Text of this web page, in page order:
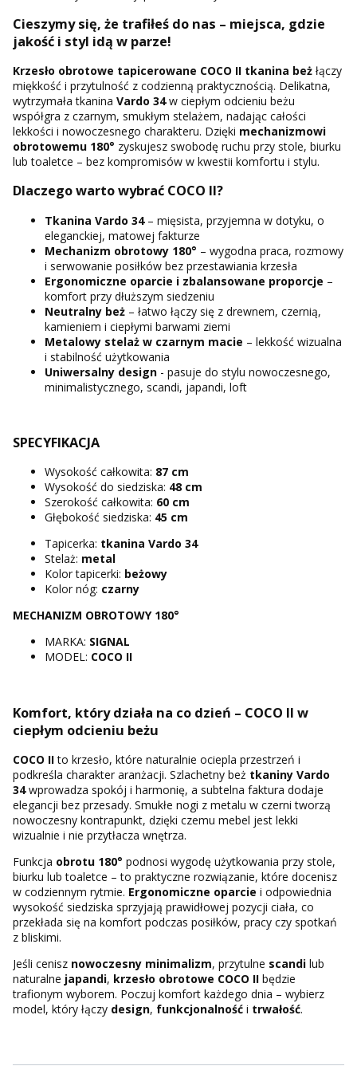
Cieszymy się, że trafiłeś do nas – miejsca, gdzie
jakość i styl idą w parze!
Krzesło obrotowe tapicerowane COCO II tkanina beż łączy
miękkość i przytulność z codzienną praktycznością. Delikatna,
wytrzymała tkanina Vardo 34w ciepłym odcieniu beżu
współgra z czarnym, smukłym stelażem, nadając całości
lekkości i nowoczesnego charakteru. Dzięki mechanizmowi
obrotowemu 180° zyskujesz swobodę ruchu przy stole, biurku
lub toaletce – bez kompromisów w kwestii komfortu i stylu.
Dlaczego warto wybrać COCO II?
Tkanina Vardo 34– mięsista, przyjemna w dotyku, o
eleganckiej, matowej fakturze
Mechanizm obrotowy 180° – wygodna praca, rozmowy
i serwowanie posiłków bez przestawiania krzesła
Ergonomiczne oparcie i zbalansowane proporcje –
komfort przy dłuższym siedzeniu
Neutralny beż – łatwo łączy się z drewnem, czernią,
kamieniem i ciepłymi barwami ziemi
Metalowy stelaż w czarnym macie – lekkość wizualna
i stabilność użytkowania
Uniwersalny design - pasuje do stylu nowoczesnego,
minimalistycznego, scandi, japandi, loft
SPECYFIKACJA
Wysokość całkowita: 87 cm
Wysokość do siedziska: 48 cm
Szerokość całkowita: 60 cm
Głębokość siedziska: 45 cm
Tapicerka: tkanina Vardo 34
Stelaż: metal
Kolor tapicerki: beżowy
Kolor nóg: czarny
MECHANIZM OBROTOWY 180°
MARKA: SIGNAL
MODEL: COCO II
Komfort, który działa na co dzień – COCO II w
ciepłym odcieniu beżu
COCO IIto krzesło, które naturalnie ociepla przestrzeń i
podkreśla charakter aranżacji. Szlachetny beż tkaniny Vardo
34wprowadza spokój i harmonię, a subtelna faktura dodaje
elegancji bez przesady. Smukłe nogi z metalu w czerni tworzą
nowoczesny kontrapunkt, dzięki czemu mebel jest lekki
wizualnie i nie przytłacza wnętrza.
Funkcja obrotu 180° podnosi wygodę użytkowania przy stole,
biurku lub toaletce – to praktyczne rozwiązanie, które docenisz
w codziennym rytmie. Ergonomiczne oparcie i odpowiednia
wysokość siedziska sprzyjają prawidłowej pozycji ciała, co
przekłada się na komfort podczas posiłków, pracy czy spotkań
z bliskimi.
Jeśli cenisz nowoczesny minimalizm, przytulne scandi lub
naturalne japandi, krzesło obrotowe COCO II będzie
trafionym wyborem. Poczuj komfort każdego dnia – wybierz
model, który łączy design, funkcjonalność i trwałość.